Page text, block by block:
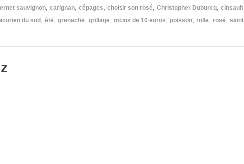
e-
à
un
nouvelle
sauvignon carignan cépages choisir son rosé Christopher Duburcq cinsault
du sud été grenache grillage moins de 10 euros poisson rolle rosé
saint